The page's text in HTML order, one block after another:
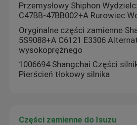
Przemysłowy Shiphon
C47BB-47BB002+A Rurowiec
Oryginalne części zamienne
5S9088+A C6121 E3306
wysokoprężnego
1006694 Shangchai Części
Pierścień tłokowy silnika
Części zamienne do Isuzu